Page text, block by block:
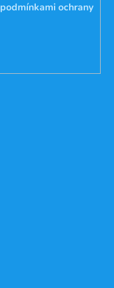
podmínkami ochrany